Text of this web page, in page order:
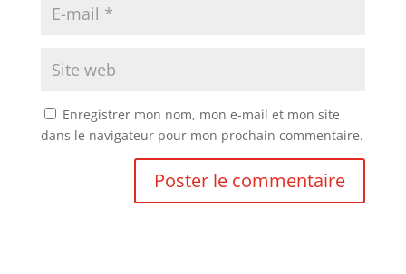
Enregistrer mon nom, mon e-mail et mon site
dans le navigateur pour mon prochain commentaire.